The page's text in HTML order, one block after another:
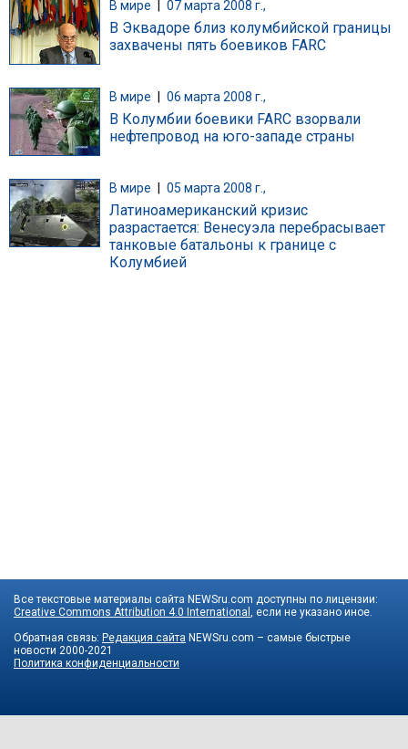
В мире 07 марта 2008 г.,
В Эквадоре близ колумбийской границы
захвачены пять боевиков FARC
В мире 06 марта 2008 г.,
В Колумбии боевики FARC взорвали
нефтепровод на юго-западе страны
В мире 05 марта 2008 г.,
Латиноамериканский кризис
разрастается: Венесуэла перебрасывает
танковые батальоны к границе с
Колумбией
Все текстовые материалы сайта NEWSru.com доступны по лицензии:
Creative Commons Attribution 4.0 International
, если не указано иное.
Обратная связь: Редакция сайта NEWSru.com – самые быстрые
новости 2000-2021
Политика конфиденциальности